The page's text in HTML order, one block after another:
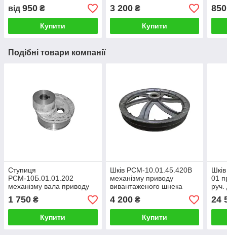
від 950 ₴
Купити
3 200₴
Купити
850
Подібні товари компанії
Ступиця
РСМ-10Б.01.01.202
механізму вала приводу
Дон-1500
1 750 ₴
Купити
Шків РСМ-10.01.45.420В
механізму приводу
вивантаженого шнека
4 200₴
Купити
01
24